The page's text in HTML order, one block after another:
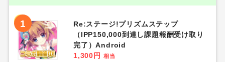
1
Re:ステージ!プリズムステップ
（IPP150,000到達し課題報酬受け取り
完了）Android
1,300円
相当